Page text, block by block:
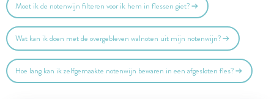
Moet ik de notenwijn filteren voor ik hem in flessen giet?
Wat kan ik doen met de overgebleven walnoten uit mijn notenwijn?
Hoe lang kan ik zelfgemaakte notenwijn bewaren in een afgesloten fles?